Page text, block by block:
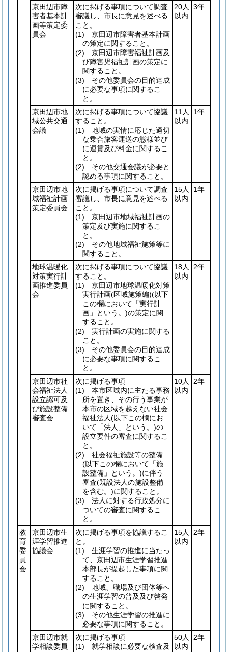
京田辺市障
害者基本計
画等策定委
員会
次に掲げる事項について調査
審議し、市長に意見を述べる
こと。
(1) 京田辺市障害者基本計画
の策定に関すること。
(2) 京田辺市障害福祉計画及
び障害児福祉計画の策定に
関すること。
(3) その他委員会の目的達成
に必要な事項に関するこ
と。
20人
以内
3年
京田辺市地
域公共交通
会議
次に掲げる事項について協議
すること。
(1) 地域の実情に応じた適切
な乗合旅客運送の態様並び
に運賃及び料金に関するこ
と。
(2) その他交通会議が必要と
認める事項に関すること。
11人
以内
1年
京田辺市地
域福祉計画
策定委員会
次に掲げる事項について調査
審議し、市長に意見を述べる
こと。
(1) 京田辺市地域福祉計画の
策定及び実施に関するこ
と。
(2) その他地域福祉施策等に
関すること。
15人
以内
1年
地球温暖化
対策実行計
画推進委員
会
次に掲げる事項について協議
すること。
(1) 京田辺市地球温暖化対策
実行計画(区域施策編)(以下
この欄において「実行計
画」という。)の策定に関
すること。
(2) 実行計画の実施に関する
こと。
(3) その他委員会の目的達成
に必要な事項に関するこ
と。
18人
以内
2年
京田辺市社
会福祉法人
設立認可及
び施設整備
審査会
次に掲げる事項
(1) 本市区域内に主たる事務
所を置き、その行う事業が
本市の区域を越えない社会
福祉法人(以下この欄にお
いて「法人」という。)の
設立要件の審査に関するこ
と。
(2) 社会福祉施設等の整備
(以下この欄において「施
設整備」という。)に伴う
審査(既設法人の施設整備
を含む。)に関すること。
(3) 法人に対する行政処分に
ついての審査に関するこ
と。
10人
以内
2年
教
育
委
員
会
京田辺市生
涯学習推進
協議会
次に掲げる事項を協議するこ
と。
(1) 生涯学習の推進に当たっ
て、京田辺市生涯学習推進
本部長が提起した事項に関
すること。
(2) 地域、職場及び団体等へ
の生涯学習の普及及び啓発
に関すること。
(3) その他生涯学習の推進に
必要な事項に関すること。
15人
以内
2年
京田辺市就
学相談委員
次に掲げる事項
(1) 就学相談に必要な検査及
50人
以内
2年